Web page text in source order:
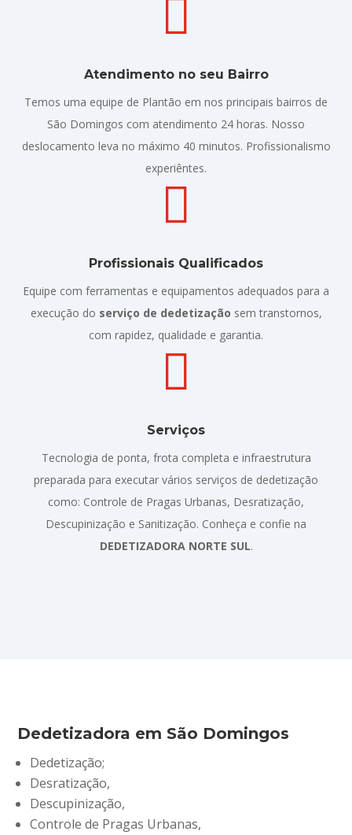

Atendimento no seu Bairro
Temos uma equipe de Plantão em nos principais bairros de
São Domingos com atendimento 24 horas. Nosso
deslocamento leva no máximo 40 minutos. Profissionalismo
experiêntes.

Profissionais Qualificados
Equipe com ferramentas e equipamentos adequados para a
execução do serviço de dedetização sem transtornos,
com rapidez, qualidade e garantia.

Serviços
Tecnologia de ponta, frota completa e infraestrutura
preparada para executar vários serviços de dedetização
como: Controle de Pragas Urbanas, Desratização,
Descupinização e Sanitização. Conheça e confie na
DEDETIZADORA NORTE SUL.
Dedetizadora em São Domingos
Dedetização;
Desratização,
Descupinização,
Controle de Pragas Urbanas,